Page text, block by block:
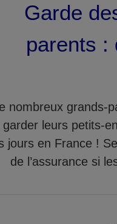
Garde
parents :
nombreux grands-
garder leurs petits-
jours en France !
de l’assurance si